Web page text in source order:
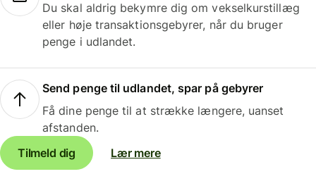
Du skal aldrig bekymre dig om vekselkurstillæg
eller høje transaktionsgebyrer, når du bruger
penge i udlandet.
Send penge til udlandet, spar på gebyrer
Få dine penge til at strække længere, uanset
afstanden.
Tilmeld dig
Lær mere